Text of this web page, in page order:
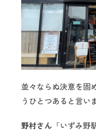
並々ならぬ決意を固
うひとつあると言い
野村さん 「いずみ